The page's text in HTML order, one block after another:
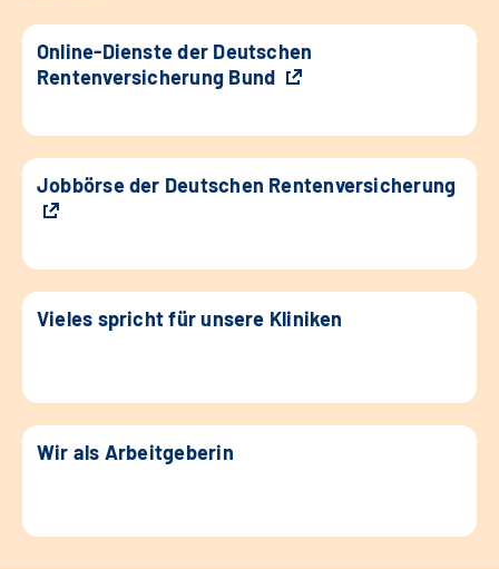
Online-Dienste der Deutschen
Rentenversicherung Bund
Jobbörse der Deutschen Rentenversicherung
Vieles spricht für unsere Kliniken
Wir als Arbeitgeberin